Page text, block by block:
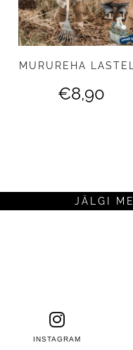
MURUREHA
€8,90
JÄLGI
INSTAGRAM